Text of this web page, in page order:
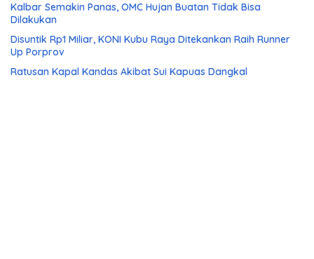
Kalbar Semakin Panas, OMC Hujan Buatan Tidak Bisa
Dilakukan
Disuntik Rp1 Miliar, KONI Kubu Raya Ditekankan Raih Runner
Up Porprov
Ratusan Kapal Kandas Akibat Sui Kapuas Dangkal